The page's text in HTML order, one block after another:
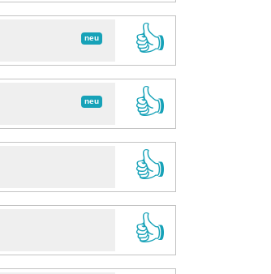
neu
👍
neu
👍
👍
👍